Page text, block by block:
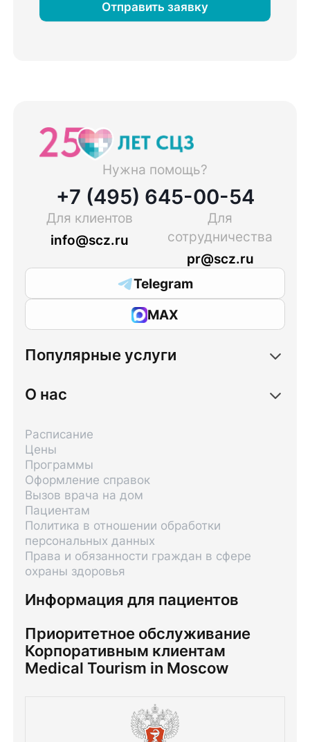
Отправить заявку
Нужна помощь?
+7 (495) 645-00-54
Для клиентов
info@scz.ru
Для
сотрудничества
pr@scz.ru
Telegram
MAX
Популярные услуги
О нас
Информация для пациентов
Расписание
Цены
Программы
Оформление справок
Вызов врача на дом
Пациентам
Политика в отношении обработки
персональных данных
Права и обязанности граждан в сфере
охраны здоровья
Приоритетное обслуживание
Корпоративным клиентам
Medical Tourism in Moscow